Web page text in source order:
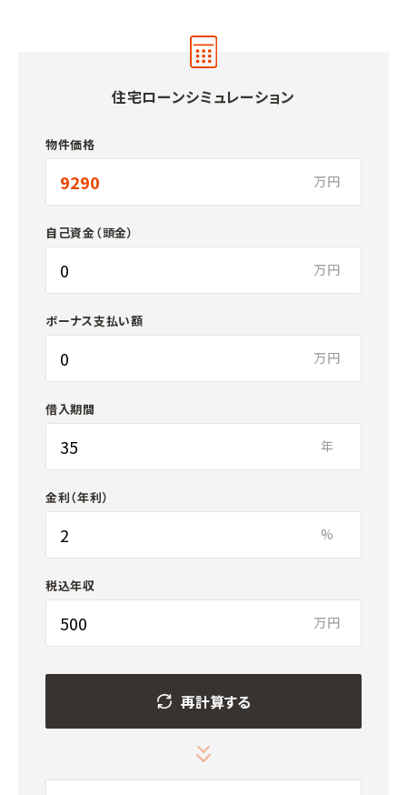
住宅ローンシミュレーション
物件価格
万円
自己資金（頭金）
万円
ボーナス支払い額
万円
借入期間
年
金利（年利）
%
税込年収
万円
再計算する